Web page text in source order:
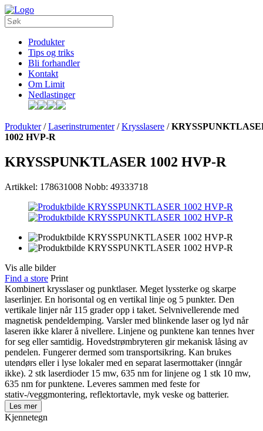
Produkter
Tips og triks
Bli forhandler
Kontakt
Om Limit
Nedlastinger
Produkter/Laserinstrumenter/Krysslasere /
1002 HVP-R
KRYSSPUNKTLASER 1002 HVP-R
Artikkel: 178631008 Nobb: 49333718
Vis alle bilder
Find a store Print
Kombinert krysslaser og punktlaser. Meget lyssterke og skarpe
laserlinjer. En horisontal og en vertikal linje og 5 punkter. Den
vertikale linjer når 115 grader opp i taket. Selvnivellerende med
magnetisk pendeldemping. Varsler med blinkende laser og lyd når
laseren ikke klarer å nivellere. Linjene og punktene kan tennes hver
for seg eller samtidig. Hovedstrømbryteren gir mekanisk låsing av
pendelen. Fungerer dermed som transportsikring. Kan brukes
utendørs eller i lyse lokaler med en separat lasermottaker (inngår
ikke). 2 stk laserdioder 15 mw, 635 nm for linjene og 1 stk 10 mw,
635 nm for punktene. Leveres sammen med feste for
stativ-/veggmontering, reflektortavle, myk veske og batterier.
Les mer
Kjennetegn